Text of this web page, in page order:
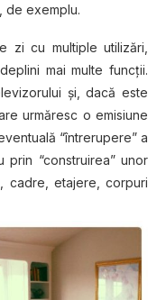
de exemplu.
zi cu multiple utilizări,
mai multe funcţii.
şi, dacă este
urmăresc o emisiune
“întrerupere” a
“construirea” unor
cadre, etajere, corpuri